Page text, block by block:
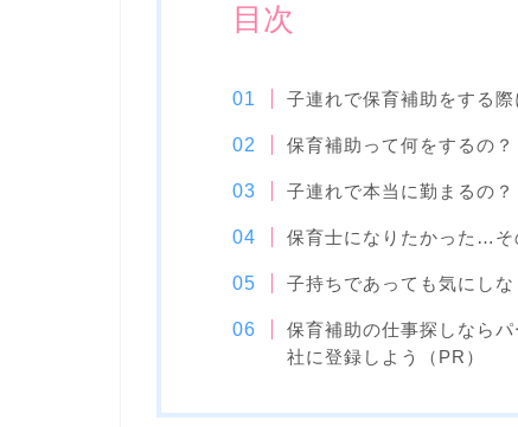
目次
子連れで保育補助をする
保育補助って何をするの？
子連れで本当に勤まるの？
保育士になりたかった…そ
子持ちであっても気にしな
保育補助の仕事探しなら
社に登録しよう（PR）